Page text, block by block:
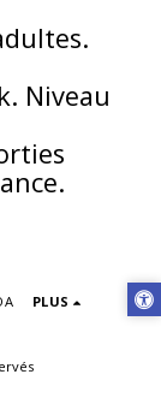
Niveau
PLUS